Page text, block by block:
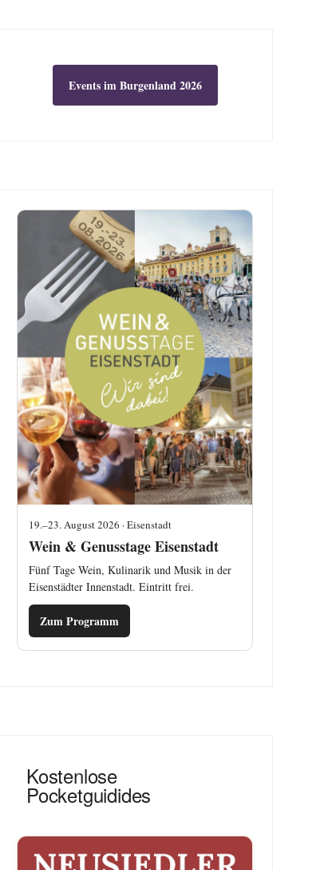
Events im Burgenland 2026
19.–23. August 2026 · Eisenstadt
Wein & Genusstage Eisenstadt
Fünf Tage Wein, Kulinarik und Musik in der
Eisenstädter Innenstadt. Eintritt frei.
Zum Programm
Kostenlose
Pocketguidides